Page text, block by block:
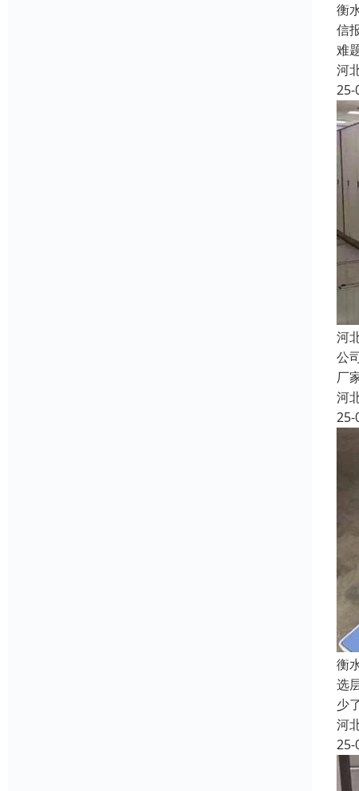
衡
信
难
河
25-
河
公
厂
河
25-
衡
选
少
河
25-